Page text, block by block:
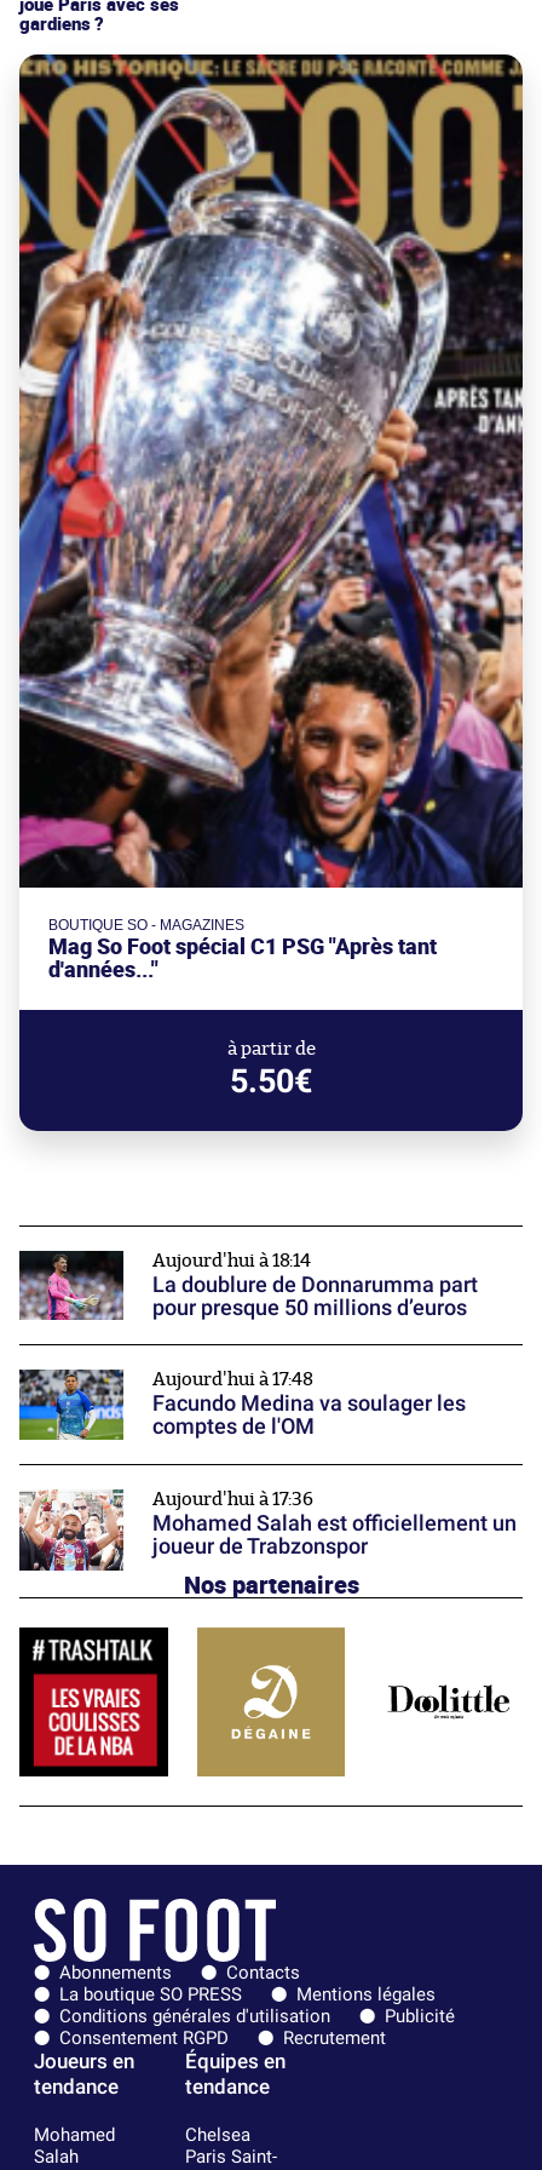
gardiens ?
BOUTIQUE SO - MAGAZINES
Mag So Foot spécial C1 PSG "Après tant
d'années..."
à partir de
5.50€
Aujourd'hui à 18:14
La doublure de Donnarumma part
pour presque 50 millions d’euros
Aujourd'hui à 17:48
Facundo Medina va soulager les
comptes de l'OM
Aujourd'hui à 17:36
Mohamed Salah est officiellement un
joueur de Trabzonspor
Nos partenaires
Abonnements
Contacts
La boutique SO PRESS
Mentions légales
Conditions générales d'utilisation
Publicité
Consentement RGPD
Recrutement
Joueurs en
tendance
Mohamed
Salah
Équipes en
tendance
Chelsea
Paris Saint-